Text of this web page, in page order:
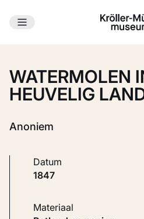
Ga naar hoofdinhoud
WATERMOLEN
HEUVELIG
Anoniem
Datum
1847
Materiaal